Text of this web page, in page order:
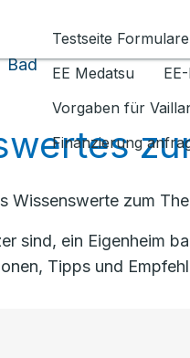
Testseite Formulare
EE Medatsu
Vorgaben für
Finanzierung
Bad
Wissenswerte zum
sind, ein Eigenheim
Tipps und